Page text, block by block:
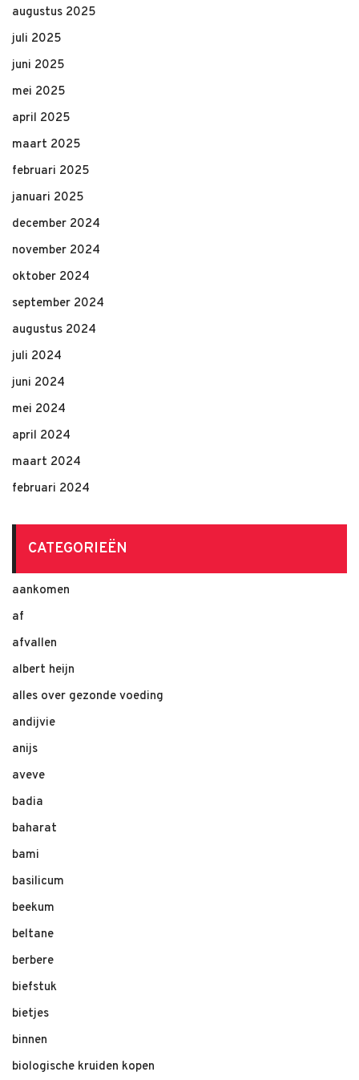
augustus 2025
juli 2025
juni 2025
mei 2025
april 2025
maart 2025
februari 2025
januari 2025
december 2024
november 2024
oktober 2024
september 2024
augustus 2024
juli 2024
juni 2024
mei 2024
april 2024
maart 2024
februari 2024
CATEGORIEËN
aankomen
af
afvallen
albert heijn
alles over gezonde voeding
andijvie
anijs
aveve
badia
baharat
bami
basilicum
beekum
beltane
berbere
biefstuk
bietjes
binnen
biologische kruiden kopen